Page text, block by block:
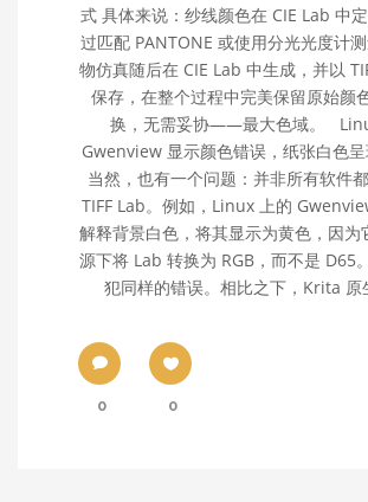
式 具体来说：纱线颜色在 CIE Lab 中
过匹配 PANTONE 或使用分光光度计
物仿真随后在 CIE Lab 中生成，并以
保存，在整个过程中完美保留原始颜
换，无需妥协——最大色域。
Gwenview 显示颜色错误，纸张白色呈
当然，也有一个问题：并非所有软件
TIFF Lab。例如，Linux 上的
解释背景白色，将其显示为黄色，因为
源下将 Lab 转换为 RGB，而不是 D65
犯同样的错误。相比之下，Krita 原
0 0